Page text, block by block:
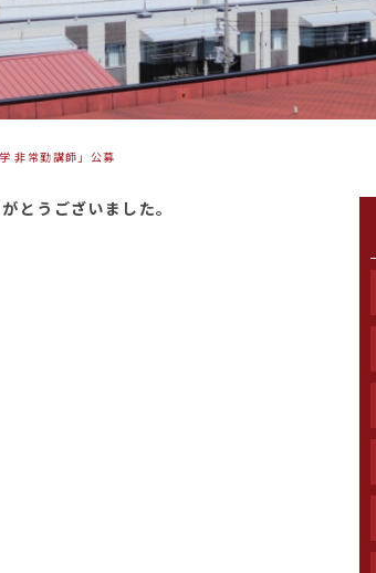
非常勤講師」公募
とうございました。